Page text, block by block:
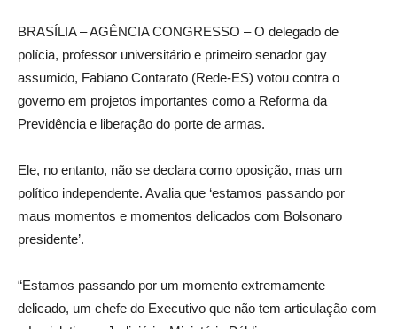
BRASÍLIA – AGÊNCIA CONGRESSO – O delegado de
polícia, professor universitário e primeiro senador gay
assumido, Fabiano Contarato (Rede-ES) votou contra o
governo em projetos importantes como a Reforma da
Previdência e liberação do porte de armas.
Ele, no entanto, não se declara como oposição, mas um
político independente. Avalia que ‘estamos passando por
maus momentos e momentos delicados com Bolsonaro
presidente’.
“Estamos passando por um momento extremamente
delicado, um chefe do Executivo que não tem articulação com